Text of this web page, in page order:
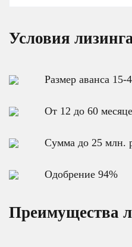
Условия
Размер аванса 15-
От 12 до 60
Сумма до 25 млн.
Одобрение 94%
Преимущества